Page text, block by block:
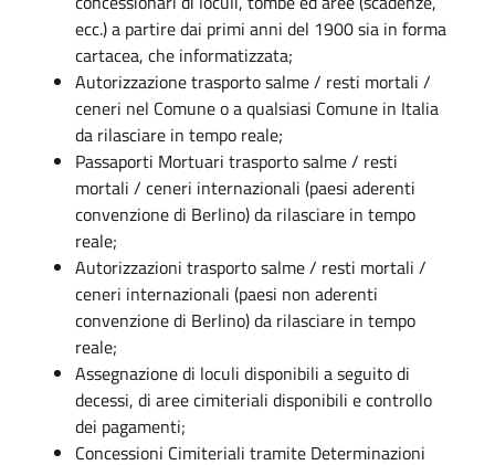
ecc.) a partire dai primi anni del 1900 sia in forma
cartacea, che informatizzata;
Autorizzazione trasporto salme / resti mortali /
ceneri nel Comune o a qualsiasi Comune in Italia
da rilasciare in tempo reale;
Passaporti Mortuari trasporto salme / resti
mortali / ceneri internazionali (paesi aderenti
convenzione di Berlino) da rilasciare in tempo
reale;
Autorizzazioni trasporto salme / resti mortali /
ceneri internazionali (paesi non aderenti
convenzione di Berlino) da rilasciare in tempo
reale;
Assegnazione di loculi disponibili a seguito di
decessi, di aree cimiteriali disponibili e controllo
dei pagamenti;
Concessioni Cimiteriali tramite Determinazioni